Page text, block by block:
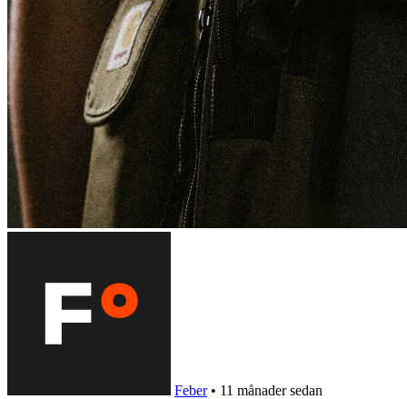
Feber • 11 månader sedan